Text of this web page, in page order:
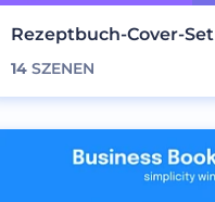
Rezeptbuch-Cover-Set
14SZENEN